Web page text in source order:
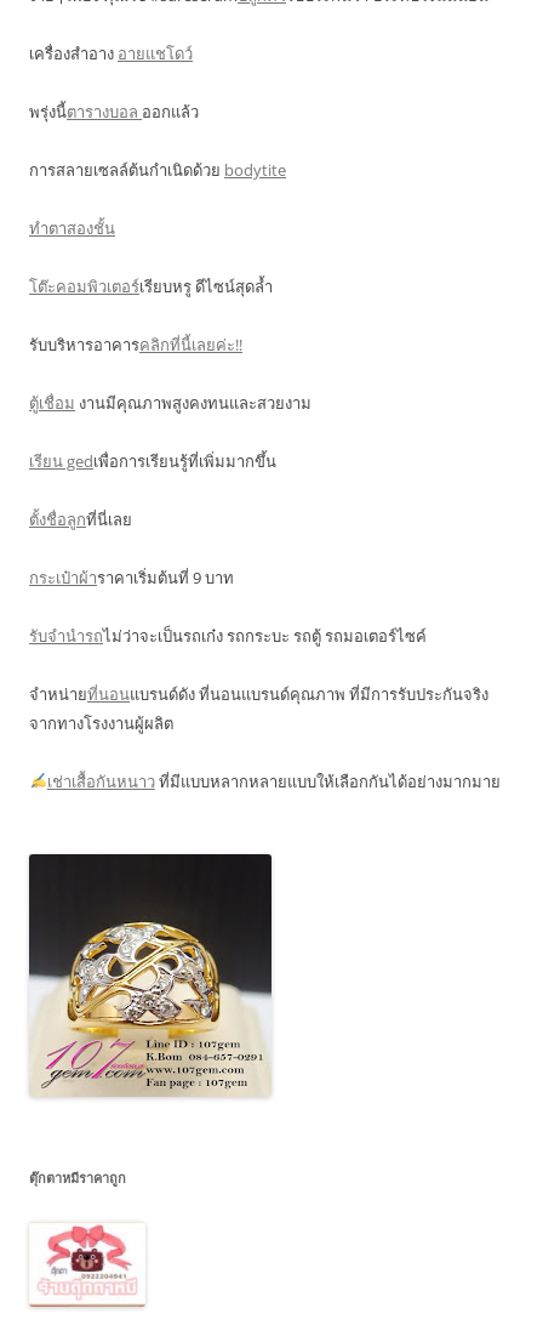
เครื่องสำอาง อายแชโดว์
พรุ่งนี้ตารางบอล ออกแล้ว
การสลายเซลล์ต้นกำเนิดด้วย bodytite
ทำตาสองชั้น
โต๊ะคอมพิวเตอร์เรียบหรู ดีไซน์สุดล้ำ
รับบริหารอาคารคลิกที่นี้เลยค่ะ!!
ตู้เชื่อม งานมีคุณภาพสูงคงทนและสวยงาม
เรียน gedเพื่อการเรียนรู้ที่เพิ่มมากขึ้น
ตั้งชื่อลูกที่นี่เลย
กระเป๋าผ้าราคาเริ่มต้นที่ 9 บาท
รับจำนำรถไม่ว่าจะเป็นรถเก๋ง รถกระบะ รถตู้ รถมอเตอร์ไซค์
จำหน่ายที่นอนแบรนด์ดัง ที่นอนแบรนด์คุณภาพ ที่มีการรับประกันจริง
จากทางโรงงานผู้ผลิต
เช่าเสื้อกันหนาวที่มีแบบหลากหลายแบบให้เลือกกันได้อย่างมากมาย
ตุ๊กตาหมีราคาถูก